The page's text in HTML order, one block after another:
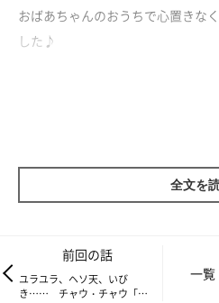
おばあちゃんのおうちで心置きな
した♪
全文を
前回の話
ユラユラ、ヘソ天、いび
き…… チャウ・チャウ「く
一覧